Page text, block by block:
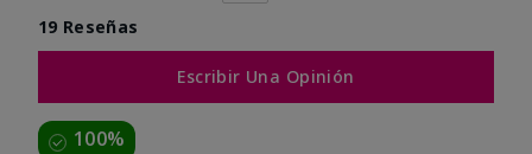
19 Reseñas
Escribir Una Opinión
100%